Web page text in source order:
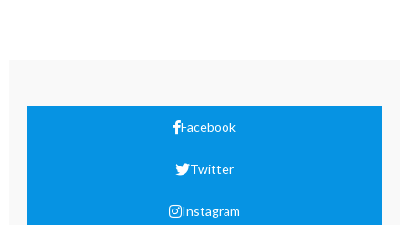
Facebook
Twitter
Instagram